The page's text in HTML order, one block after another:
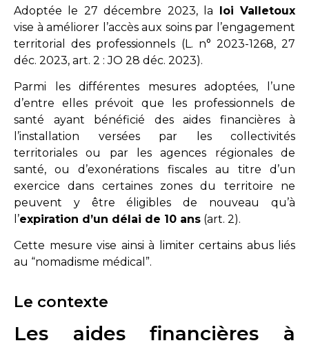
Adoptée le 27 décembre 2023, la loi Valletoux
vise à améliorer l’accès aux soins par l’engagement
territorial des professionnels (L. n° 2023-1268, 27
déc. 2023, art. 2 : JO 28 déc. 2023).
Parmi les différentes mesures adoptées, l’une
d’entre elles prévoit que les professionnels de
santé ayant bénéficié des aides financières à
l’installation versées par les collectivités
territoriales ou par les agences régionales de
santé, ou d’exonérations fiscales au titre d’un
exercice dans certaines zones du territoire ne
peuvent y être éligibles de nouveau qu’à
l’expiration d’un délai de 10 ans (art. 2).
Cette mesure vise ainsi à limiter certains abus liés
au “nomadisme médical”.
Le contexte
Les aides financières à